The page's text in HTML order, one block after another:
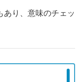
あり、意味のチェッ